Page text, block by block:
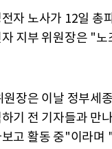
자 노사가 12일 총
지부 위원장은 "
원장은 이날 정부세
기 전 기자들과 만
고 활동 중"이라며